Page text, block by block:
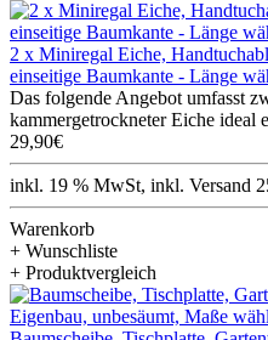
2 x Miniregal Eiche,
einseitige Baumkante - Länge
Das folgende Angebot umfasst
kammergetrockneter Eiche ideal
29,90€
inkl. 19 % MwSt, inkl. Versand
Warenkorb
+ Wunschliste
+ Produktvergleich